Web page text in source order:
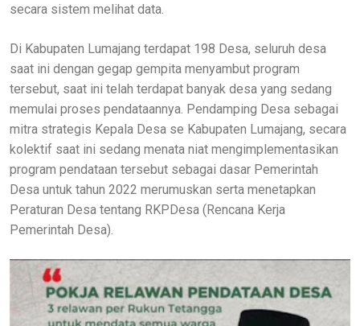
secara sistem melihat data.
Di Kabupaten Lumajang terdapat 198 Desa, seluruh desa
saat ini dengan gegap gempita menyambut program
tersebut, saat ini telah terdapat banyak desa yang sedang
memulai proses pendataannya. Pendamping Desa sebagai
mitra strategis Kepala Desa se Kabupaten Lumajang, secara
kolektif saat ini sedang menata niat mengimplementasikan
program pendataan tersebut sebagai dasar Pemerintah
Desa untuk tahun 2022 merumuskan serta menetapkan
Peraturan Desa tentang RKPDesa (Rencana Kerja
Pemerintah Desa).